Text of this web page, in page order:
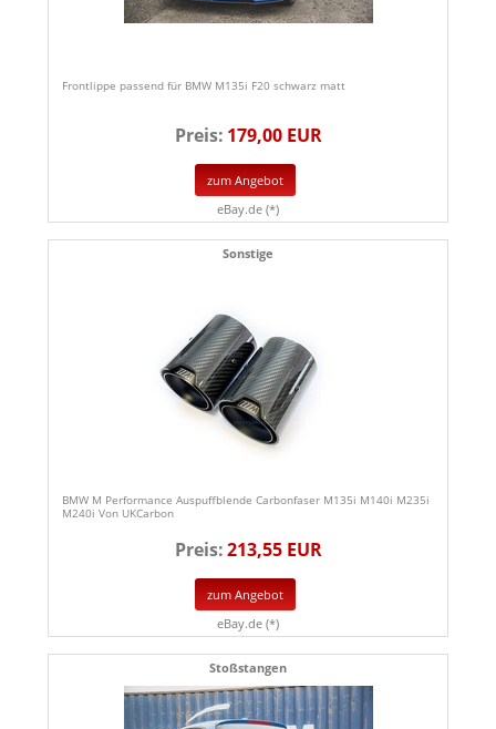
Frontlippe passend für BMW M135i F20 schwarz matt
Preis: 179,00 EUR
zum Angebot
eBay.de (*)
Sonstige
BMW M Performance Auspuffblende Carbonfaser M135i M140i M235i
M240i Von UKCarbon
Preis:213,55 EUR
zum Angebot
eBay.de (*)
Stoßstangen